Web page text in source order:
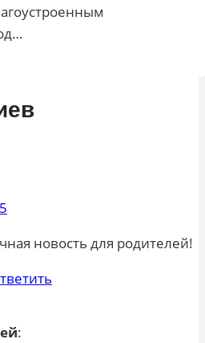
новость для родителей!
: